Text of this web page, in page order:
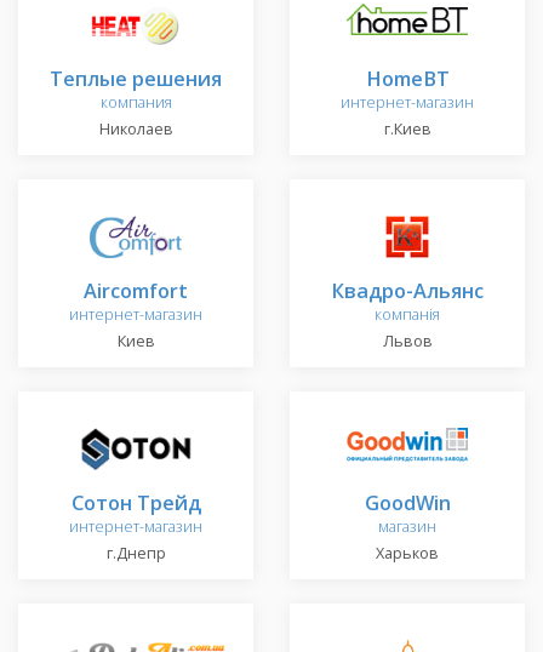
Теплые решения
компания
Николаев
HomeBT
интернет-магазин
г.Киев
Aircomfort
интернет-магазин
Киев
Квадро-Альянс
компанія
Львов
Сотон Трейд
интернет-магазин
г.Днепр
GoodWin
магазин
Харьков